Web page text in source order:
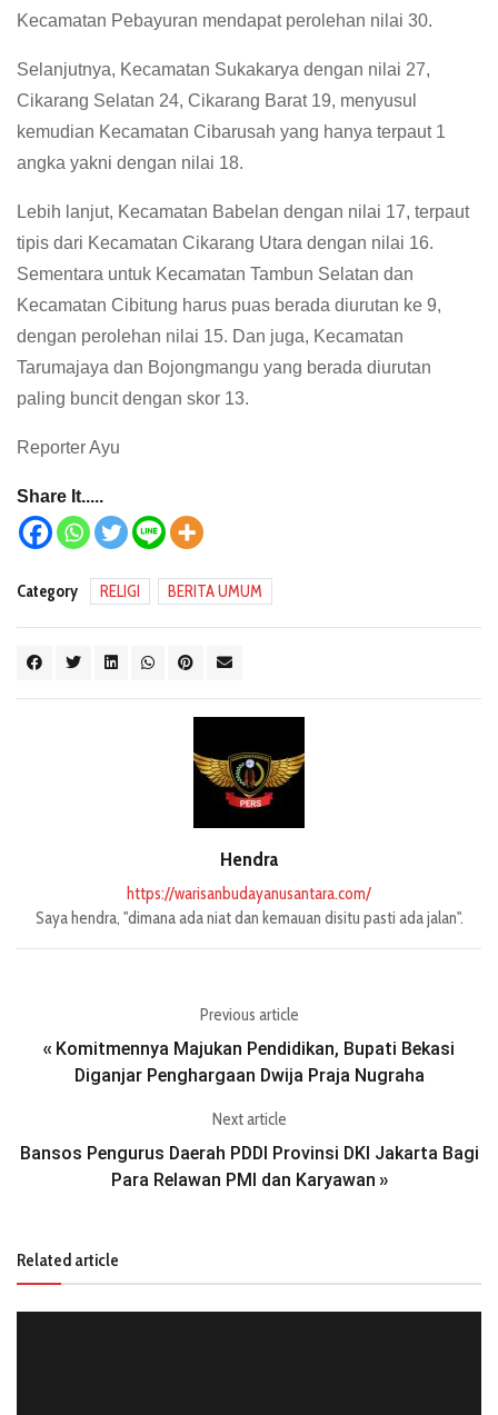
Kecamatan Pebayuran mendapat perolehan nilai 30.
Selanjutnya, Kecamatan Sukakarya dengan nilai 27,
Cikarang Selatan 24, Cikarang Barat 19, menyusul
kemudian Kecamatan Cibarusah yang hanya terpaut 1
angka yakni dengan nilai 18.
Lebih lanjut, Kecamatan Babelan dengan nilai 17, terpaut
tipis dari Kecamatan Cikarang Utara dengan nilai 16.
Sementara untuk Kecamatan Tambun Selatan dan
Kecamatan Cibitung harus puas berada diurutan ke 9,
dengan perolehan nilai 15. Dan juga, Kecamatan
Tarumajaya dan Bojongmangu yang berada diurutan
paling buncit dengan skor 13.
Reporter Ayu
Share It.....
Category RELIGI BERITA UMUM
Hendra
https://warisanbudayanusantara.com/
Saya hendra, "dimana ada niat dan kemauan disitu pasti ada jalan".
Previous article
« Komitmennya Majukan Pendidikan, Bupati Bekasi
Diganjar Penghargaan Dwija Praja Nugraha
Next article
Bansos Pengurus Daerah PDDI Provinsi DKI Jakarta Bagi
Para Relawan PMI dan Karyawan »
Related article